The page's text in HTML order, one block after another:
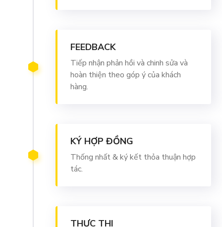
FEEDBACK
Tiếp nhận phản hồi và chinh sửa và
hoàn thiện theo góp ý của khách
hàng.
KÝ HỢP ĐỒNG
Thống nhất & ký kết thỏa thuận hợp
tác.
THỰC THI